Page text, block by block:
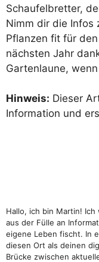
Schaufelbretter,
Nimm dir die Infos
Pflanzen fit für
nächsten Jahr
Gartenlaune,
Hinweis: Dieser
Information und
Hallo, ich bin Martin!
aus der Fülle an
eigene Leben fischt. In
diesen Ort als deinen
Brücke zwischen